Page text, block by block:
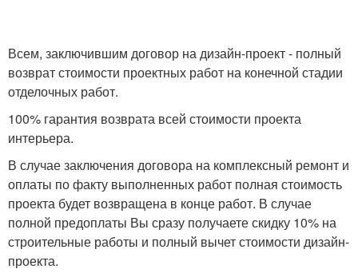
Всем, заключившим договор на дизайн-проект - полный
возврат стоимости проектных работ на конечной стадии
отделочных работ.
100% гарантия возврата всей стоимости проекта
интерьера.
В случае заключения договора на комплексный ремонт и
оплаты по факту выполненных работ полная стоимость
проекта будет возвращена в конце работ. В случае
полной предоплаты Вы сразу получаете скидку 10% на
строительные работы и полный вычет стоимости дизайн-
проекта.